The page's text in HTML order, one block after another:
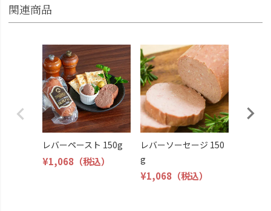
関連商品
レバーペースト 150g
¥1,068 （税込）
レバーソーセージ 150
g
¥1,068 （税込）